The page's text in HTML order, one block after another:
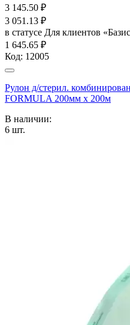
3 145.50 ₽
3 051.13 ₽
в статусе Для клиентов
1 645.65 ₽
Код: 12005
Рулон д/стерил.
FORMULA 200мм х 200м
В наличии:
6 шт.